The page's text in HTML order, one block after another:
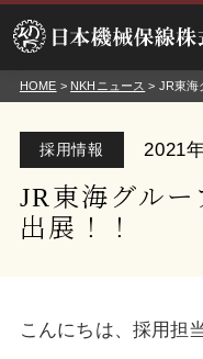
HOME > NKHニュース > JR東海
採用情報 2021
JR東海グル
出展！！
こんにちは、採用担